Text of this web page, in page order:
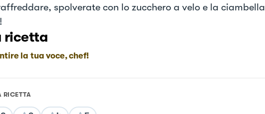
spolverate con lo zucchero a velo e la ciambella
ricetta
la tua voce, chef!
RICETTA